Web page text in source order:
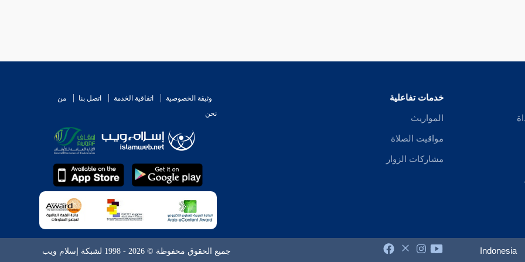
خدمات تفاعلية
المواريث
مواقيت الصلاة
مشاركات الزوار
وثيقة الخصوصية اتفاقية الخدمة اتصل بنا
من
نحن
Indonesia جميع الحقوق محفوظة © 2026 - 1998 لشبكة إسلام ويب